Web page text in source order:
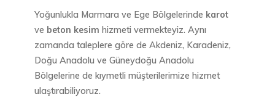
Yoğunlukla Marmara ve Ege Bölgelerinde karot
ve beton kesim hizmeti vermekteyiz. Aynı
zamanda taleplere göre de Akdeniz, Karadeniz,
Doğu Anadolu ve Güneydoğu Anadolu
Bölgelerine de kıymetli müşterilerimize hizmet
ulaştırabiliyoruz.